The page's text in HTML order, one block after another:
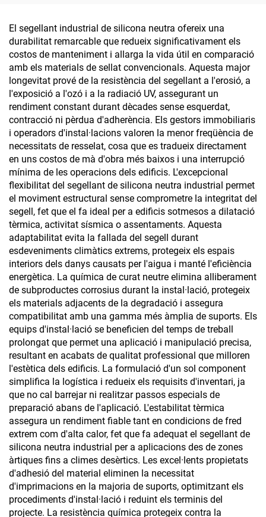
El segellant industrial de silicona neutra ofereix una
durabilitat remarcable que redueix significativament els
costos de manteniment i allarga la vida útil en comparació
amb els materials de sellat convencionals. Aquesta major
longevitat prové de la resistència del segellant a l'erosió, a
l'exposició a l'ozó i a la radiació UV, assegurant un
rendiment constant durant dècades sense esquerdat,
contracció ni pèrdua d'adherència. Els gestors immobiliaris
i operadors d'instal·lacions valoren la menor freqüència de
necessitats de resselat, cosa que es tradueix directament
en uns costos de mà d'obra més baixos i una interrupció
mínima de les operacions dels edificis. L'excepcional
flexibilitat del segellant de silicona neutra industrial permet
el moviment estructural sense comprometre la integritat del
segell, fet que el fa ideal per a edificis sotmesos a dilatació
tèrmica, activitat sísmica o assentaments. Aquesta
adaptabilitat evita la fallada del segell durant
esdeveniments climàtics extrems, protegeix els espais
interiors dels danys causats per l'aigua i manté l'eficiència
energètica. La química de curat neutre elimina alliberament
de subproductes corrosius durant la instal·lació, protegeix
els materials adjacents de la degradació i assegura
compatibilitat amb una gamma més àmplia de suports. Els
equips d'instal·lació se beneficien del temps de treball
prolongat que permet una aplicació i manipulació precisa,
resultant en acabats de qualitat professional que milloren
l'estètica dels edificis. La formulació d'un sol component
simplifica la logística i redueix els requisits d'inventari, ja
que no cal barrejar ni realitzar passos especials de
preparació abans de l'aplicació. L'estabilitat tèrmica
assegura un rendiment fiable tant en condicions de fred
extrem com d'alta calor, fet que fa adequat el segellant de
silicona neutra industrial per a aplicacions des de zones
àrtiques fins a climes desèrtics. Les excel·lents propietats
d'adhesió del material eliminen la necessitat
d'imprimacions en la majoria de suports, optimitzant els
procediments d'instal·lació i reduint els terminis del
projecte. La resistència química protegeix contra la